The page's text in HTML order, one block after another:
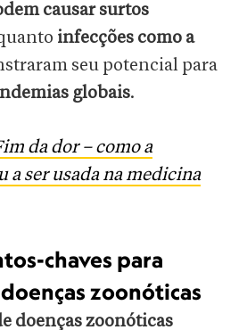
causar surtos
infecções como a
seu potencial para
globais.
da dor – como a
a ser usada na medicina
chaves para
zoonóticas
doenças zoonóticas